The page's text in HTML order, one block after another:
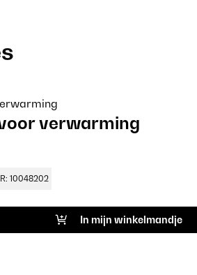
verwarming
10048202
In mijn winkelmandje